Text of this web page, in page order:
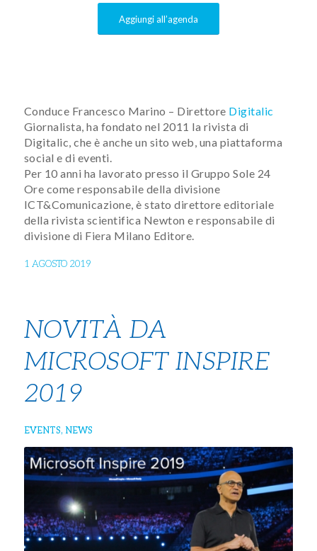
Aggiungi all’agenda
Conduce Francesco Marino – Direttore Digitalic
Giornalista, ha fondato nel 2011 la rivista di
Digitalic, che è anche un sito web, una piattaforma
social e di eventi.
Per 10 anni ha lavorato presso il Gruppo Sole 24
Ore come responsabile della divisione
ICT&Comunicazione, è stato direttore editoriale
della rivista scientifica Newton e responsabile di
divisione di Fiera Milano Editore.
1 AGOSTO 2019
NOVITÀ DA
MICROSOFT INSPIRE
2019
EVENTS, NEWS